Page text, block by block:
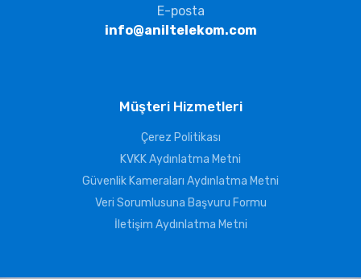
E-posta
info@aniltelekom.com
Müşteri Hizmetleri
Çerez Politikası
KVKK Aydınlatma Metni
Güvenlik Kameraları Aydınlatma Metni
Veri Sorumlusuna Başvuru Formu
İletişim Aydınlatma Metni